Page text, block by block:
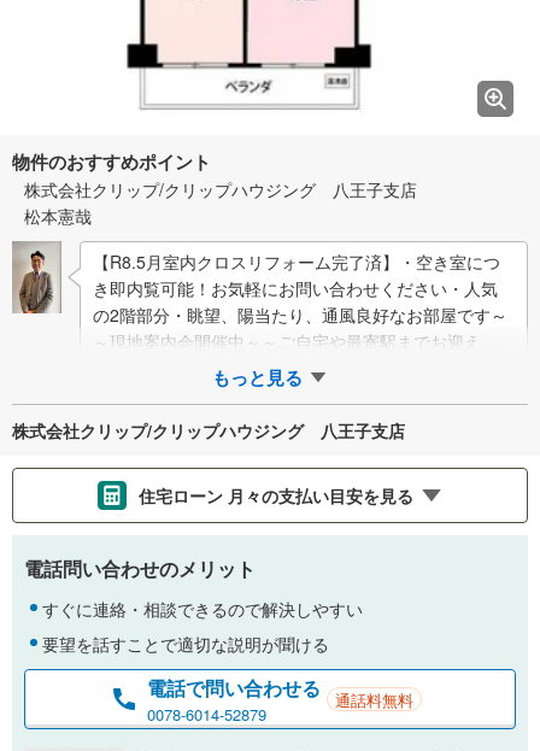
物件のおすすめポイント
株式会社クリップ/クリップハウジング 八王子支店
松本憲哉
【R8.5月室内クロスリフォーム完了済】・空き室につ
き即内覧可能！お気軽にお問い合わせください・人気
の2階部分・眺望、陽当たり、通風良好なお部屋です～
～現地案内会開催中～～ご自宅や最寄駅までお迎え、
弊社へのご来社など、お気軽にご相…
もっと見る
株式会社クリップ/クリップハウジング 八王子支店
住宅ローン 月々の支払い目安を見る
支払いの目安をシミュレーションすることができます。
金利
0.01%
電話問い合わせのメリット
すぐに連絡・相談できるので解決しやすい
要望を話すことで適切な説明が聞ける
電話で問い合わせる
0078-6014-52879
通話料無料